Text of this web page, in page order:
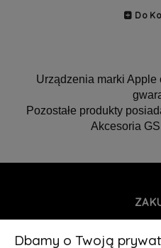
Do
Urządzenia marki
Pozostałe produkty
Akcesoria
Dbamy o Twoją